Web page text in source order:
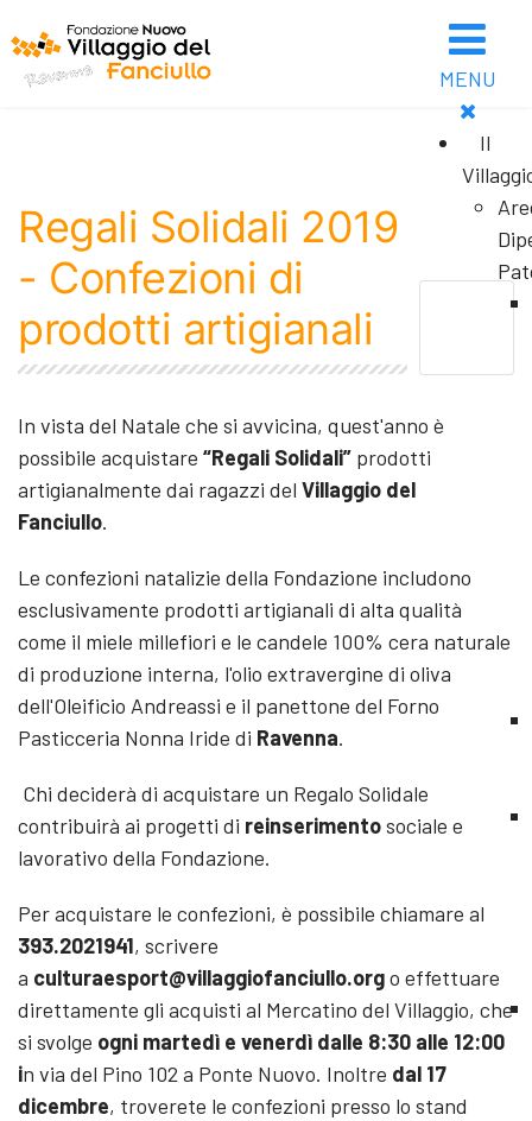
MENU
Il
Regali Solidali 2019
- Confezioni di
prodotti artigianali
In vista del Natale che si avvicina, quest'anno è
possibile acquistare “Regali Solidali” prodotti
artigianalmente dai ragazzi del Villaggio del
Fanciullo.
Le confezioni natalizie della Fondazione includono
esclusivamente prodotti artigianali di alta qualità
come il miele millefiori e le candele 100% cera naturale
di produzione interna, l'olio extravergine di oliva
dell'Oleificio Andreassi e il panettone del Forno
Pasticceria Nonna Iride di Ravenna.
Chi deciderà di acquistare un Regalo Solidale
contribuirà ai progetti di reinserimentosociale e
lavorativo della Fondazione.
Per acquistare le confezioni, è possibile chiamare al
393.2021941, scrivere
a culturaesport@villaggiofanciullo.orgo effettuare
direttamente gli acquisti al Mercatino del Villaggio, che
si svolge ogni martedì e venerdì dalle 8:30 alle 12:00
in via del Pino 102 a Ponte Nuovo. Inoltre dal 17
dicembre, troverete le confezioni presso lo stand